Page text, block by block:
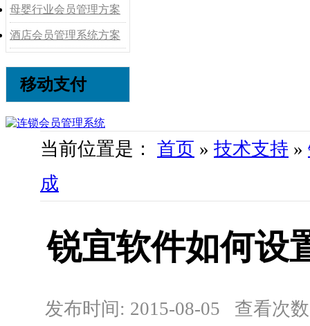
母婴行业会员管理方案
酒店会员管理系统方案
移动支付
当前位置是： 首页 » 技术支持 »
成
锐宜软件如何设
发布时间: 2015-08-05 查看次